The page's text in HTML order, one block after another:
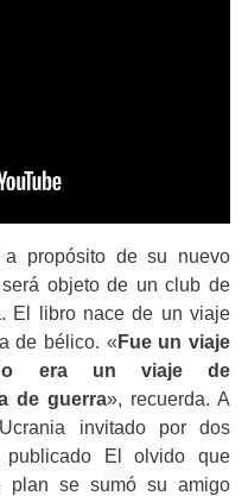
a propósito de su nuevo
objeto de un club de
El libro nace de un viaje
de bélico. « Fue un viaje
No era un viaje de
de guerra», recuerda. A
invitado por dos
publicado El olvido que
plan se sumó su amigo